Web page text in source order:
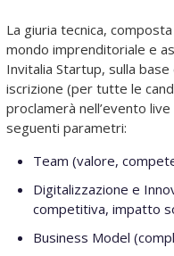
La giuria tecnica,
mondo imprenditoriale e
Invitalia Startup, sulla
iscrizione (per tutte le
proclamerà nell’evento
seguenti parametri:
Team (valore,
Digitalizzazione e
competitiva, impatto
Business Model